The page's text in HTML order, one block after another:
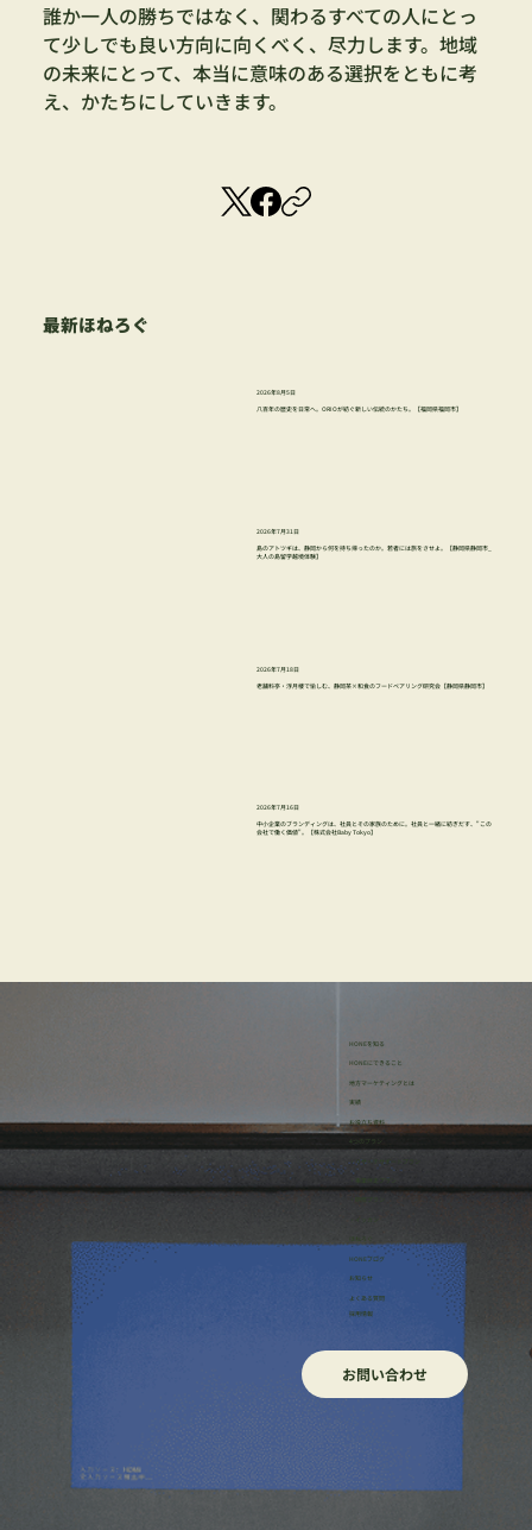
誰か一人の勝ちではなく、関わるすべての人にとっ
て少しでも良い方向に向くべく、尽力します。地域
の未来にとって、本当に意味のある選択をともに考
え、かたちにしていきます。
最新ほねろぐ
2026年8月5日
八百年の歴史を日常へ。ORIOが紡ぐ新しい伝統のかたち。【福岡県福岡市】
2026年7月31日
島のアトツギは、静岡から何を持ち帰ったのか。若者には旅をさせよ。【静岡県静岡市_
大人の島留学越境体験】
2026年7月18日
老舗料亭・浮月楼で愉しむ、静岡茶×和食のフードペアリング研究会【静岡県静岡市】
2026年7月16日
中小企業のブランディングは、社員とその家族のために。社員と一緒に紡ぎだす、"この
会社で働く価値"。【株式会社Baby Tokyo】
HONEを知る
HONEにできること
地方マーケティングとは
実績
お役立ち資料
・リサーチサポートプラン
・事業伴走プラン
ほねろぐ
HONEブログ
​お知らせ
よくある質問
採用情報
お問い合わせ